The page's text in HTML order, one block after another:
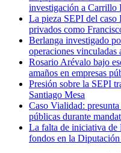
investigación a Carrillo
La pieza SEPI del
privados como
Berlanga investigado
operaciones
Rosario Arévalo bajo
amaños en empresas
Presión sobre la SEPI
Santiago Mesa
Caso Vialidad:
públicas durante
La falta de iniciativa de
fondos en la